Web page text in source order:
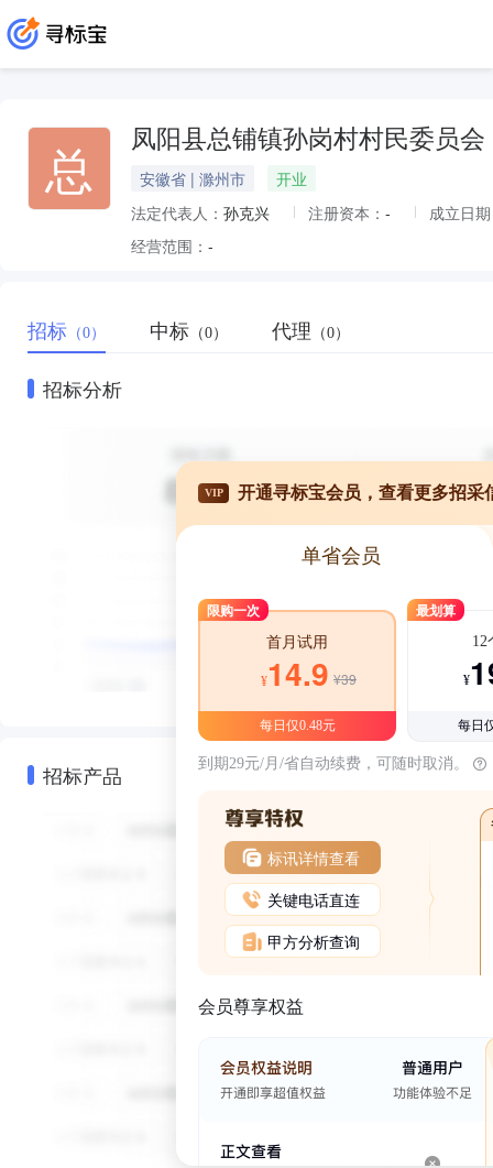
总 凤阳县总铺镇孙岗村村民委员会
安徽省 | 滁州市
开业
法定代表人： 孙克兴 注册资本： -
成立日
经营范围： -
招标 （0） 中标 （0） 代理 （0）
招标分析
招标产品
VIP 开通寻标宝会员，查看更多招采
单省会员
限购一次
首月试用
¥14.9 ¥39
每日仅0.48元
最划算
12
¥
每日
到期29元/月/省自动续费，可随时取消。
标讯详情查看
关键电话直连
甲方分析查询
会员尊享权益